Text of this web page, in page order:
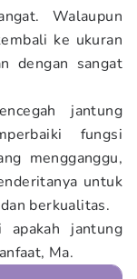
Walaupun
ke ukuran
dengan sangat
jantung
fungsi
mengganggu,
untuk
berkualitas.
apakah jantung
Ma.